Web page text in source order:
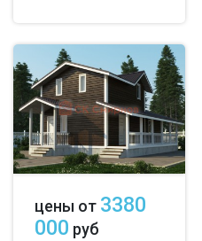
цены от 3380
000 руб